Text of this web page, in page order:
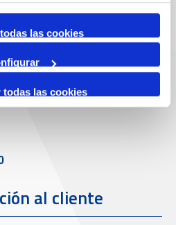
las cookies
todas las cookies
al cliente